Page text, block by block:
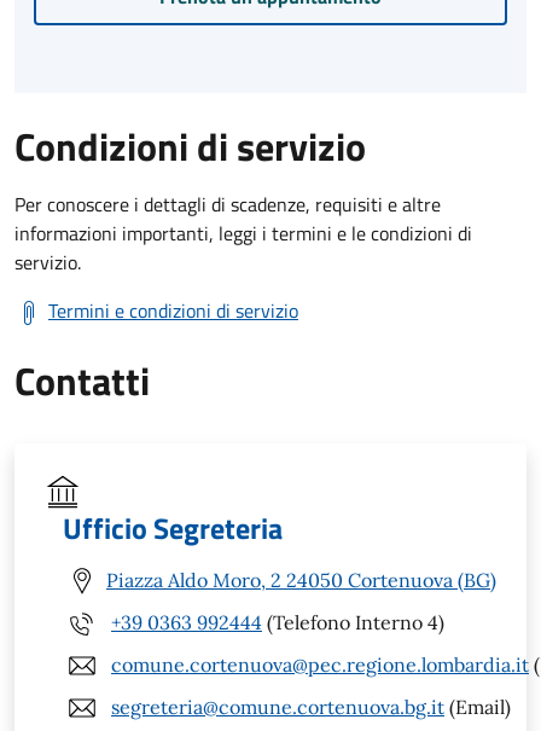
Condizioni di servizio
Per conoscere i dettagli di scadenze, requisiti e altre
informazioni importanti, leggi i termini e le condizioni di
servizio.
Termini e condizioni di servizio
Contatti
Ufficio Segreteria
Piazza Aldo Moro, 2 24050 Cortenuova (BG)
+39 0363 992444 (Telefono Interno 4)
comune.cortenuova@pec.regione.lombardia.it
segreteria@comune.cortenuova.bg.it (Email)